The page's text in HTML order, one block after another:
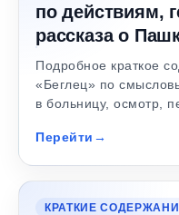
по действиям,
рассказа о
Подробное краткое
«Беглец» по
в больницу, осмотр,
Перейти
КРАТКИЕ